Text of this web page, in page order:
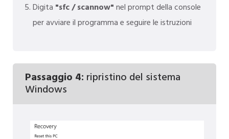
Digita "sfc / scannow"nel prompt della console
per avviare il programma e seguire le istruzioni
Passaggio 4: ripristino del sistema
Windows